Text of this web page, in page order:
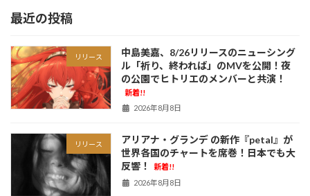
最近の投稿
リリース
中島美嘉、8/26リリースのニューシング
ル「祈り、終われば」のMVを公開！夜
の公園でヒトリエのメンバーと共演！
新着!!
2026年8月8日
リリース
アリアナ・グランデ の新作『petal』が
世界各国のチャートを席巻！日本でも大
反響！
新着!!
2026年8月8日